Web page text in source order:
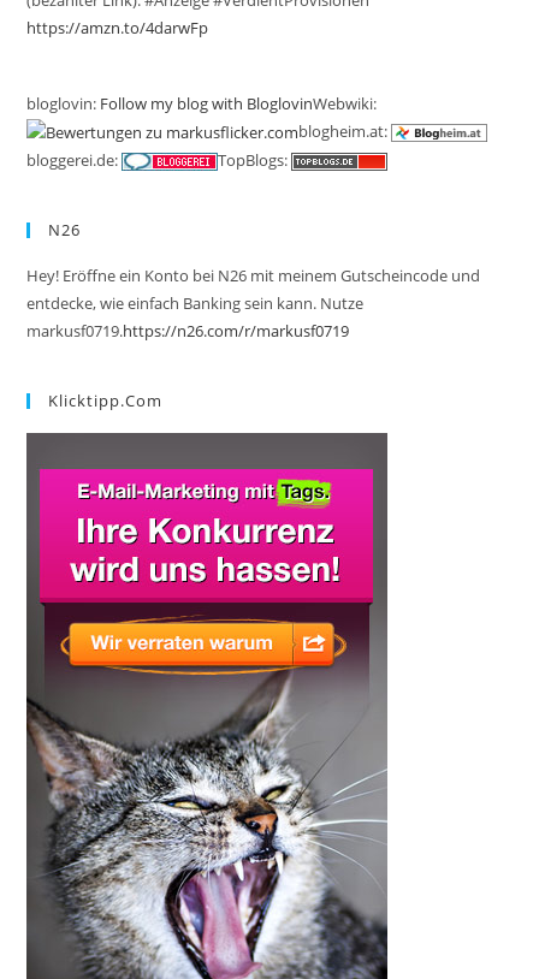
https://amzn.to/4darwFp
bloglovin: Follow my blog with BloglovinWebwiki:
blogheim.at:
bloggerei.de:
TopBlogs:
N26
Hey! Eröffne ein Konto bei N26 mit meinem Gutscheincode und
entdecke, wie einfach Banking sein kann. Nutze
markusf0719.https://n26.com/r/markusf0719
Klicktipp.com